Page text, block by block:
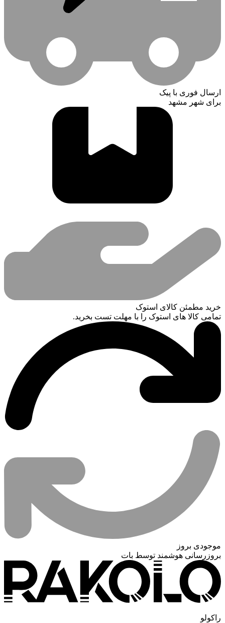
ارسال فوری با پیک
برای شهر مشهد
خرید مطمئن کالای استوک
تمامی کالا های استوک را با مهلت تست بخرید.
موجودی بروز
بروزرسانی هوشمند توسط بات
راکولو